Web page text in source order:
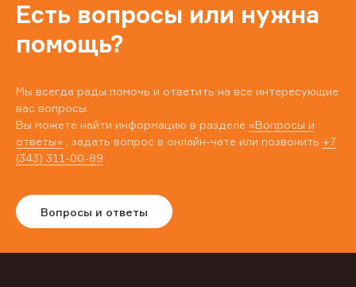
Есть вопросы или нужна
помощь?
Мы всегда рады помочь и ответить на все интересующие
вас вопросы.
Вы можете найти информацию в разделе «Вопросы и
ответы» , задать вопрос в онлайн-чате или позвонить +7
(343) 311-00-89
Вопросы и ответы